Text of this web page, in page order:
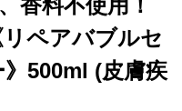
ペアバブルセ
500ml (皮膚疾